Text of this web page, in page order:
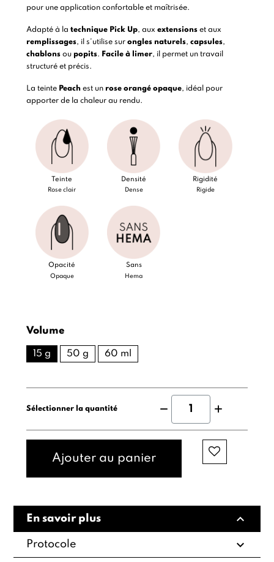
pour une application confortable et maîtrisée.
Adapté à la technique Pick Up, aux extensionset aux
remplissages, il s’utilise sur ongles naturels, capsules,
chablonsou popits. Facile à limer, il permet un travail
structuré et précis.
La teinte Peachest un rose orangé opaque, idéal pour
apporter de la chaleur au rendu.
Teinte
Rose clair
Densité
Dense
Rigidité
Rigide
Opacité
Opaque
Sans
Hema
Volume
15 g 50 g 60 ml
Sélectionner la quantité
Ajouter au panier
En savoir plus expand_less
Protocole expand_more